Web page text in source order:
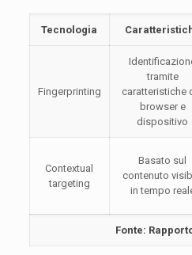
Tecnologia
Fingerprinting
tramite
caratteristiche
browser e
dispositivo
Contextual
targeting
Basato sul
contenuto
in tempo
Fonte: